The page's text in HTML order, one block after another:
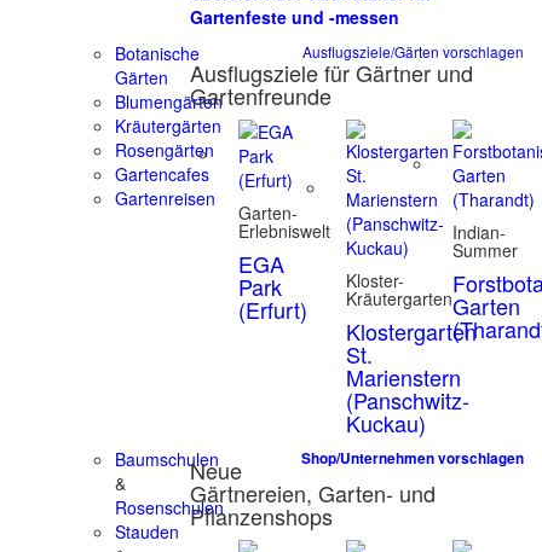
Gartenfeste und -messen
Botanische
Gärten
Blumengärten
Kräutergärten
Rosengärten
Gartencafes
Gartenreisen
Ausflugsziele/Gärten vorschlagen
Ausflugsziele für Gärtner und
Gartenfreunde
Garten-
Erlebniswelt
EGA
Park
(Erfurt)
Kloster-
Kräutergarten
Klostergarten
St.
Marienstern
(Panschwitz-
Kuckau)
Indian-
Summer
Garten
Baumschulen
&
Rosenschulen
Stauden
Shop/Unternehmen vorschlagen
Neue
Gärtnereien, Garten- und
Pflanzenshops